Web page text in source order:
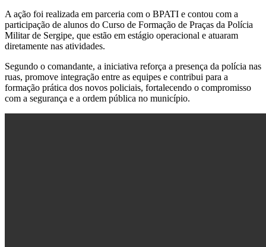
A ação foi realizada em parceria com o BPATI e contou com a
participação de alunos do Curso de Formação de Praças da Polícia
Militar de Sergipe, que estão em estágio operacional e atuaram
diretamente nas atividades.
Segundo o comandante, a iniciativa reforça a presença da polícia nas
ruas, promove integração entre as equipes e contribui para a
formação prática dos novos policiais, fortalecendo o compromisso
com a segurança e a ordem pública no município.